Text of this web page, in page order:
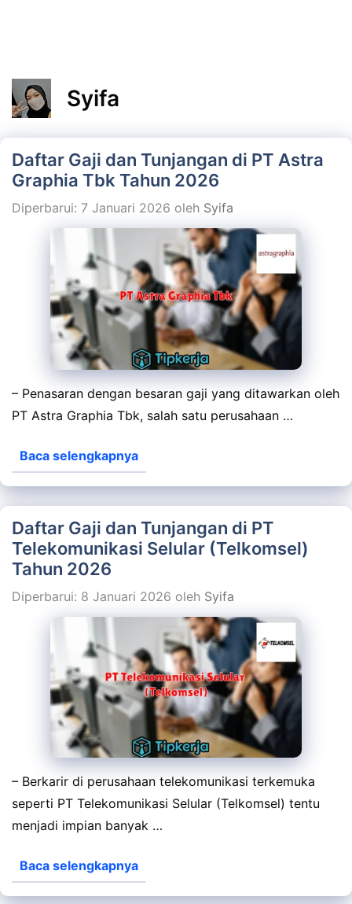
Syifa
Daftar Gaji dan Tunjangan di PT Astra
Graphia Tbk Tahun 2026
Diperbarui: 7 Januari 2026 oleh Syifa
– Penasaran dengan besaran gaji yang ditawarkan oleh
PT Astra Graphia Tbk, salah satu perusahaan …
Baca selengkapnya
Daftar Gaji dan Tunjangan di PT
Telekomunikasi Selular (Telkomsel)
Tahun 2026
Diperbarui: 8 Januari 2026 oleh Syifa
– Berkarir di perusahaan telekomunikasi terkemuka
seperti PT Telekomunikasi Selular (Telkomsel) tentu
menjadi impian banyak …
Baca selengkapnya